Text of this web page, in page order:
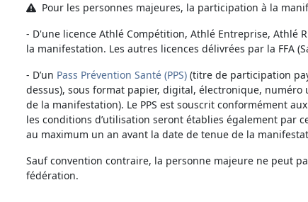
Pour les personnes majeures, la participation à la
- D'une licence Athlé Compétition, Athlé Entreprise, Athlé
la manifestation. Les autres licences délivrées par la FFA
- D’un Pass Prévention Santé (PPS) (titre de participation
dessus), sous format papier, digital, électronique,
de la manifestation). Le PPS est souscrit conformément
les conditions d’utilisation seront établies également par
au maximum un an avant la date de tenue de la
Sauf convention contraire, la personne majeure ne peut
fédération.